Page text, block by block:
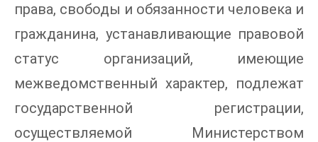
права, свободы и обязанности человека и
гражданина, устанавливающие правовой
статус организаций, имеющие
межведомственный характер, подлежат
государственной регистрации,
осуществляемой Министерством